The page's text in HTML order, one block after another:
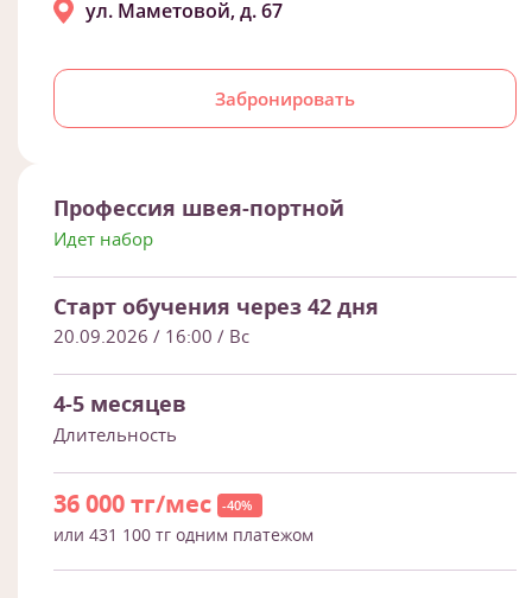
Забронировать
ул. Маметовой, д. 67
Профессия швея-портной
Идет набор
Старт обучения через 42 дня
20.09.2026 / 16:00 / Вс
4-5 месяцев
Длительность
36 000 тг/мес -40%
или 431 100 тг одним платежом